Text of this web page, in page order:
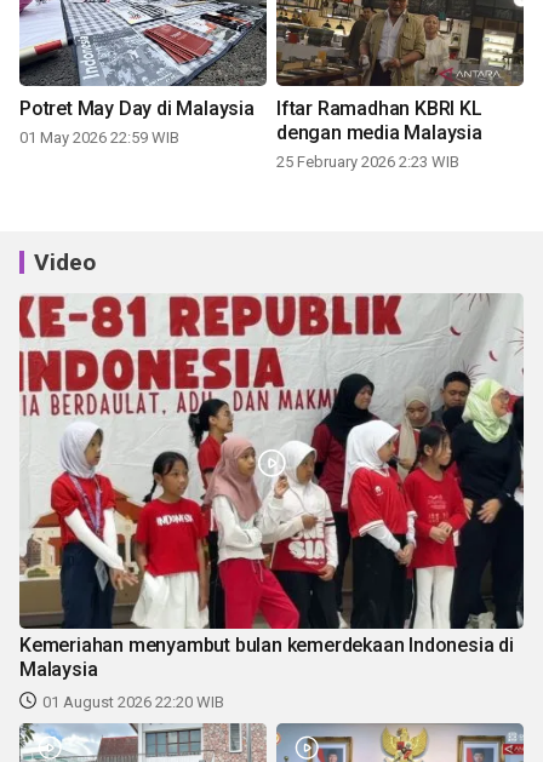
Potret May Day di Malaysia
01 May 2026 22:59 WIB
Iftar Ramadhan KBRI KL
dengan media Malaysia
25 February 2026 2:23 WIB
Video
Kemeriahan menyambut bulan kemerdekaan Indonesia di
Malaysia
01 August 2026 22:20 WIB